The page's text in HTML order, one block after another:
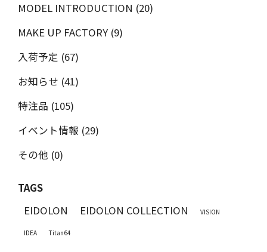
MODEL INTRODUCTION (20)
MAKE UP FACTORY (9)
入荷予定 (67)
お知らせ (41)
特注品 (105)
イベント情報 (29)
その他 (0)
TAGS
EIDOLON
EIDOLON COLLECTION VISION
IDEA Titan64